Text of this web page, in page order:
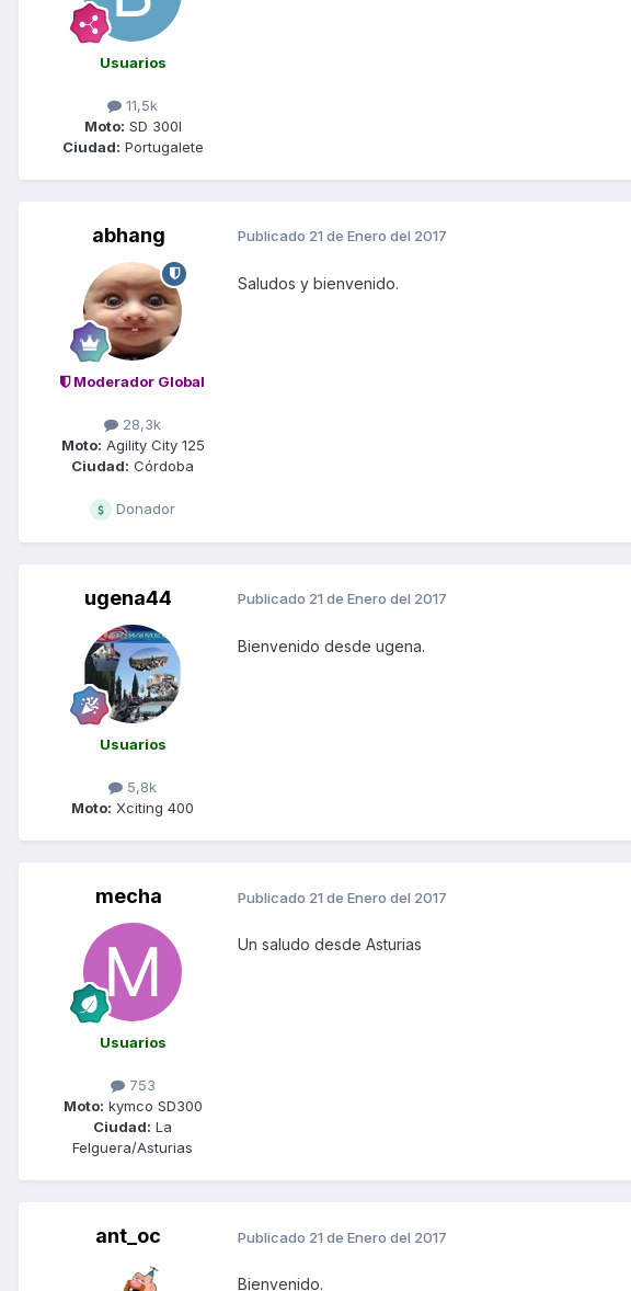
Usuarios
11,5k
Moto: SD 300I
Ciudad: Portugalete
abhang
Moderador Global
28,3k
Moto: Agility City 125
Ciudad: Córdoba
Donador
Publicado 21 de Enero del 2017
Saludos y bienvenido.
ugena44
Usuarios
5,8k
Moto: Xciting 400
Publicado 21 de Enero del 2017
Bienvenido desde ugena.
mecha
Usuarios
753
Moto: kymco SD300
Ciudad: La
Felguera/Asturias
Publicado 21 de Enero del 2017
Un saludo desde Asturias
ant_oc Publicado 21 de Enero del 2017
Bienvenido.